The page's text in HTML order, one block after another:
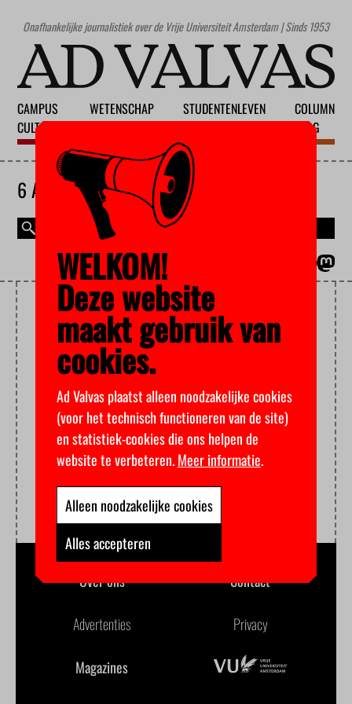
Onafhankelijke journalistiek over de Vrije Universiteit Amsterdam | Sinds 1953
CAMPUS
CULTUUR
WETENSCHAP
STUDENTENLEVEN
COLUMN
BLOG
6 AUGUSTUS 2026
STUFI
Over ons Contact
Advertenties Privacy
Magazines
WELKOM!
Deze website
maakt gebruik van
cookies.
Ad Valvas plaatst alleen noodzakelijke cookies
(voor het technisch functioneren van de site)
en statistiek-cookies die ons helpen de
website te verbeteren.Meer informatie.
Alleen noodzakelijke cookies
Alles accepteren